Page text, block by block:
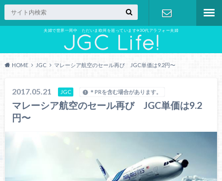
夫婦で世界一周中 ただいま欧州を巡っています✈︎30代アラフォー夫婦
お問い合わ
せ
HOME JGC マレーシア航空のセール再び JGC単価は9.2円〜
2017.05.21 JGC ＊PRを含む場合があります。
マレーシア航空のセール再び JGC単価は9.2
円〜